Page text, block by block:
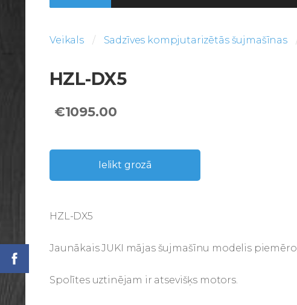
Veikals Sadzīves kompjutarizētās šujmašīnas
HZL-DX5
€1095.00
Ielikt grozā
HZL-DX5
Jaunākais JUKI mājas šujmašīnu modelis
Spolītes uztinējam ir atsevišķs motors.